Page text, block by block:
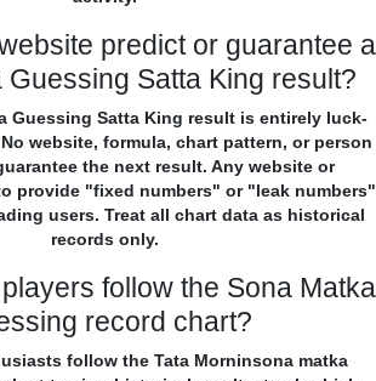
predict or guarantee a
Guessing Satta King result?
Guessing Satta King result is entirely luck-
website, formula, chart pattern, or person
the next result. Any website or
provide "fixed numbers" or "leak numbers"
users. Treat all chart data as historical
records only.
follow the Sona Matka
record chart?
follow the Tata Morninsona matka